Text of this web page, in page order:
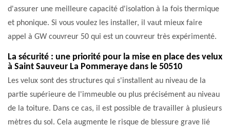
d'assurer une meilleure capacité d'isolation à la fois thermique
et phonique. Si vous voulez les installer, il vaut mieux faire
appel à GW couvreur 50 qui est un couvreur très expérimenté.
La sécurité : une priorité pour la mise en place des velux
à Saint Sauveur La Pommeraye dans le 50510
Les velux sont des structures qui s'installent au niveau de la
partie supérieure de l'immeuble ou plus précisément au niveau
de la toiture. Dans ce cas, il est possible de travailler à plusieurs
mètres du sol. Cela augmente le risque de blessure grave lié